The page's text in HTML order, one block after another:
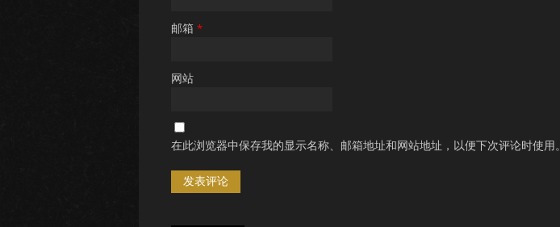
邮箱 *
网站
在此浏览器中保存我的显示名称、邮箱地址和网站地址，以便下次评论时使用。